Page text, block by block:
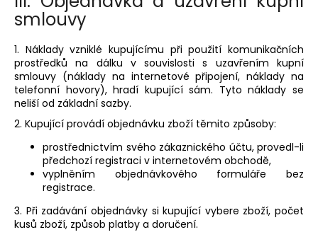
smlouvy
1. Náklady vzniklé kupujícímu při použití komunikačních
prostředků na dálku v souvislosti s uzavřením kupní
smlouvy (náklady na internetové připojení, náklady na
telefonní hovory), hradí kupující sám. Tyto náklady se
neliší od základní sazby.
2. Kupující provádí objednávku zboží těmito způsoby:
prostřednictvím svého zákaznického účtu, provedl-li
předchozí registraci v internetovém obchodě,
vyplněním objednávkového formuláře bez
registrace.
3. Při zadávání objednávky si kupující vybere zboží, počet
kusů zboží, způsob platby a doručení.